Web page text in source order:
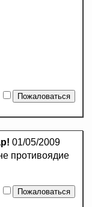
01/05/2009
противоядие